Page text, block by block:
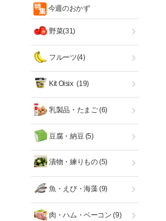
今週のおかず
野菜(31)
フルーツ(4)
Kit Oisix (19)
乳製品・たまご(6)
豆腐・納豆(5)
漬物・練りもの(5)
魚・えび・海藻(9)
肉・ハム・ベーコン (9)